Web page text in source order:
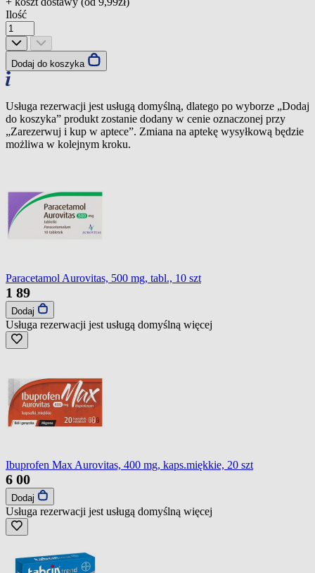
Ilość
Dodaj do koszyka
Usługa rezerwacji jest usługą domyślną, dlatego po wyborze „Dodaj
do koszyka” produkt zostanie dodany w cenie oznaczonej przy
„Zarezerwuj i kup w aptece”. Zmiana na aptekę wysyłkową będzie
możliwa w kolejnym kroku.
Paracetamol Aurovitas, 500 mg, tabl., 10 szt
1 89
Dodaj
Usługa rezerwacji jest usługą domyślną więcej
Ibuprofen Max Aurovitas, 400 mg, kaps.miękkie, 20 szt
6 00
Dodaj
Usługa rezerwacji jest usługą domyślną więcej